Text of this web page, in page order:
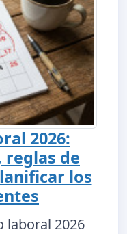
2026:
de
los
laboral 2026